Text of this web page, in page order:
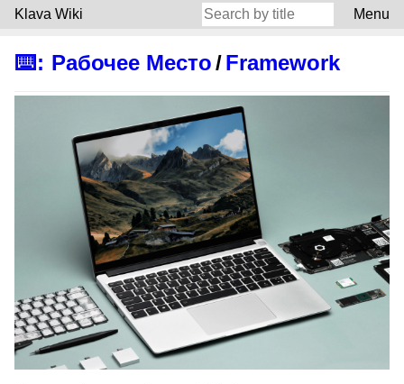
Klava Wiki Menu
⌨️: Рабочее Место/Framework